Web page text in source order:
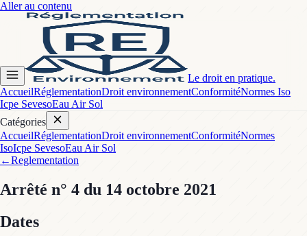
Aller au contenu
Le droit en pratique.
AccueilRéglementationDroit environnementConformitéNormes Iso
Icpe SevesoEau Air Sol
Catégories
AccueilRéglementationDroit environnementConformitéNormes
IsoIcpe SevesoEau Air Sol
←Reglementation
Arrêté n° 4 du 14 octobre 2021
Dates